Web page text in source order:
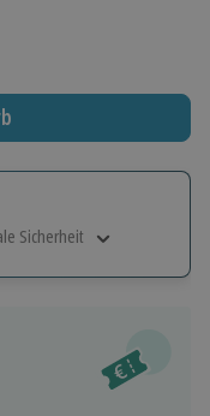
Sicherheit